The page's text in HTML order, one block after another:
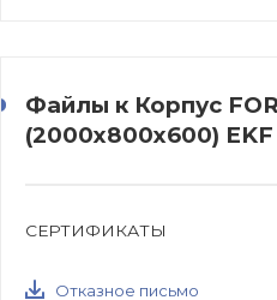
Файлы к Корпус
(2000x800x600)
СЕРТИФИКАТЫ
Отказное письмо